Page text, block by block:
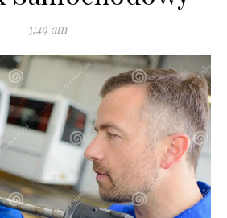
3:49 am